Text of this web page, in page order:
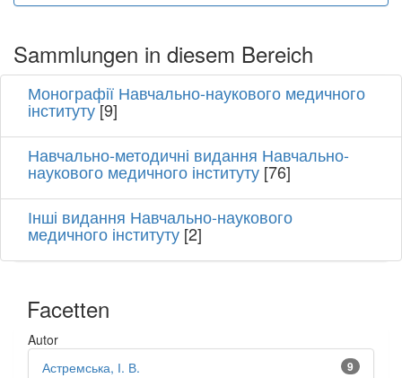
Sammlungen in diesem Bereich
Монографії Навчально-наукового медичного
інституту[9]
Навчально-методичні видання Навчально-
наукового медичного інституту [76]
Інші видання Навчально-наукового
медичного інституту [2]
Facetten
Autor
9
Астремська, І. В.